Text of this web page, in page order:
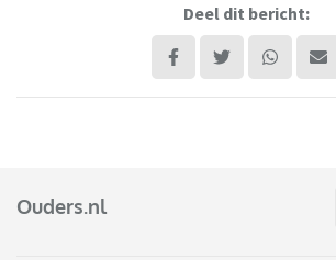
Deel dit bericht:
Ouders.nl